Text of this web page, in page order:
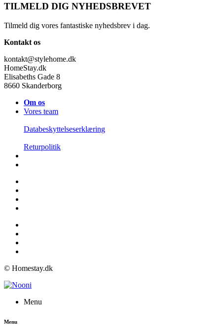
TILMELD DIG NYHEDSBREVET
Tilmeld dig vores fantastiske nyhedsbrev i dag.
Kontakt os
kontakt@stylehome.dk
HomeStay.dk
Elisabeths Gade 8
8660 Skanderborg
Om os
Vores team
Databeskyttelseserklæring
Returpolitik
© Homestay.dk
Menu
Menu